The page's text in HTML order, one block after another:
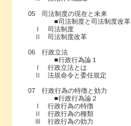
05 司法制度の現在と未来
■司法制度と司法制度改革
Ⅰ 司法制度
Ⅱ 司法制度改革
06 行政立法
■行政行為論１
Ⅰ 行政立法とは
Ⅱ 法規命令と委任規定
07 行政行為の特徴と効力
■行政行為論２
Ⅰ 行政行為の特徴
Ⅱ 行政行為の種類
Ⅲ 行政行為の効力